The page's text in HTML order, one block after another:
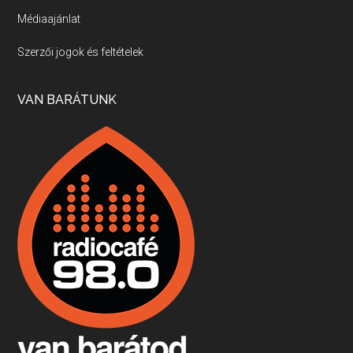
Villány, kékfrankos, Jackfall
Apr 17, 2026 • 00:35:38
Boston, teadélután, bab és homár
Apr 9, 2026 • 00:37:17
Fermentáljunk, a testünk meghálálja!
Apr 3, 2026 • 00:36:07
Médiaajánlat
Szerzői jogok és feltételek
VAN BARÁTUNK